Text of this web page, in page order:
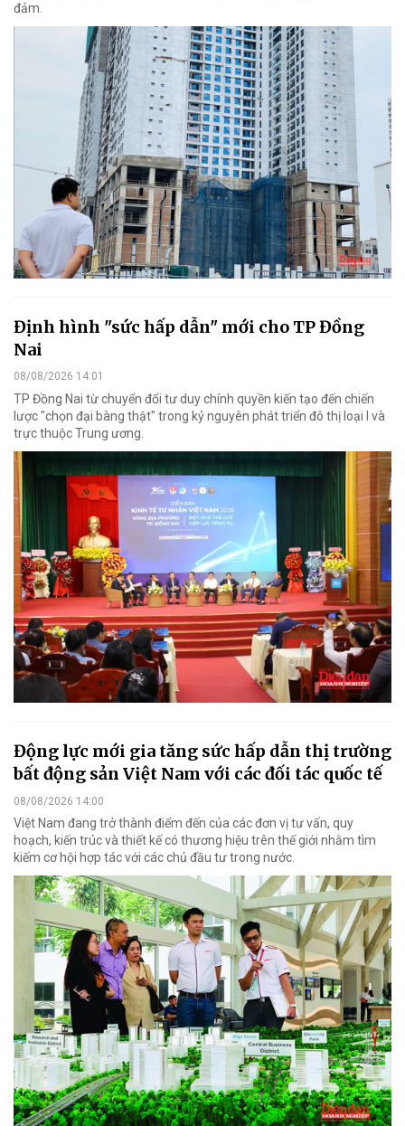
đảm.
Định hình "sức hấp dẫn" mới cho TP Đồng
Nai
08/08/2026 14:01
TP Đồng Nai từ chuyển đổi tư duy chính quyền kiến tạo đến chiến
lược "chọn đại bàng thật" trong kỷ nguyên phát triển đô thị loại I và
trực thuộc Trung ương.
Động lực mới gia tăng sức hấp dẫn thị trường
bất động sản Việt Nam với các đối tác quốc tế
08/08/2026 14:00
Việt Nam đang trở thành điểm đến của các đơn vị tư vấn, quy
hoạch, kiến trúc và thiết kế có thương hiệu trên thế giới nhằm tìm
kiếm cơ hội hợp tác với các chủ đầu tư trong nước.